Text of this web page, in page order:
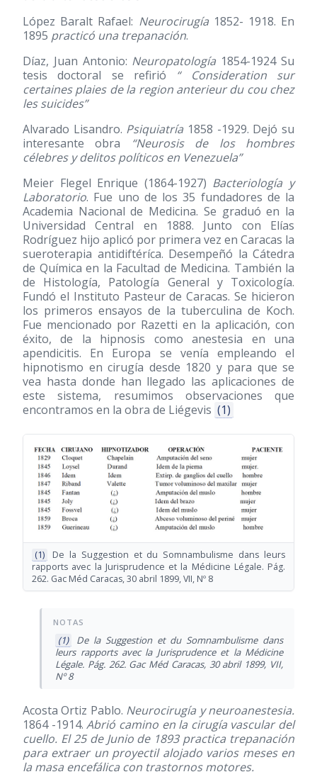
López Baralt Rafael: Neurocirugía1852- 1918. En
1895 practicó una trepanación.
Díaz, Juan Antonio: Neuropatología 1854-1924 Su
tesis doctoral se refirió “ Consideration sur
certaines plaies de la region anterieur du cou chez
les suicides”
Alvarado Lisandro. Psiquiatría 1858 -1929. Dejó su
interesante obra “Neurosis de los hombres
célebres y delitos políticos en Venezuela”
Meier Flegel Enrique (1864-1927) Bacteriología y
Laboratorio. Fue uno de los 35 fundadores de la
Academia Nacional de Medicina. Se graduó en la
Universidad Central en 1888. Junto con Elías
Rodríguez hijo aplicó por primera vez en Caracas la
sueroterapia antidiftéríca. Desempeñó la Cátedra
de Química en la Facultad de Medicina. También la
de Histología, Patología General y Toxicología.
Fundó el Instituto Pasteur de Caracas. Se hicieron
los primeros ensayos de la tuberculina de Koch.
Fue mencionado por Razetti en la aplicación, con
éxito, de la hipnosis como anestesia en una
apendicitis. En Europa se venía empleando el
hipnotismo en cirugía desde 1820 y para que se
vea hasta donde han llegado las aplicaciones de
este sistema, resumimos observaciones que
encontramos en la obra de Liégevis (1)
(1)
De la Suggestion et du Somnambulisme dans leurs
rapports avec la Jurisprudence et la Médicine Légale. Pág.
262. Gac Méd Caracas, 30 abril 1899, VII, Nº 8
(1)
De la Suggestion et du Somnambulisme dans
leurs rapports avec la Jurisprudence et la Médicine
Légale. Pág. 262. Gac Méd Caracas, 30 abril 1899, VII,
Nº 8
Acosta Ortiz Pablo. Neurocirugía y neuroanestesia.
1864 -1914.Abrió camino en la cirugía vascular del
cuello. El 25 de Junio de 1893 practica trepanación
para extraer un proyectil alojado varios meses en
la masa encefálica con trastornos motores.